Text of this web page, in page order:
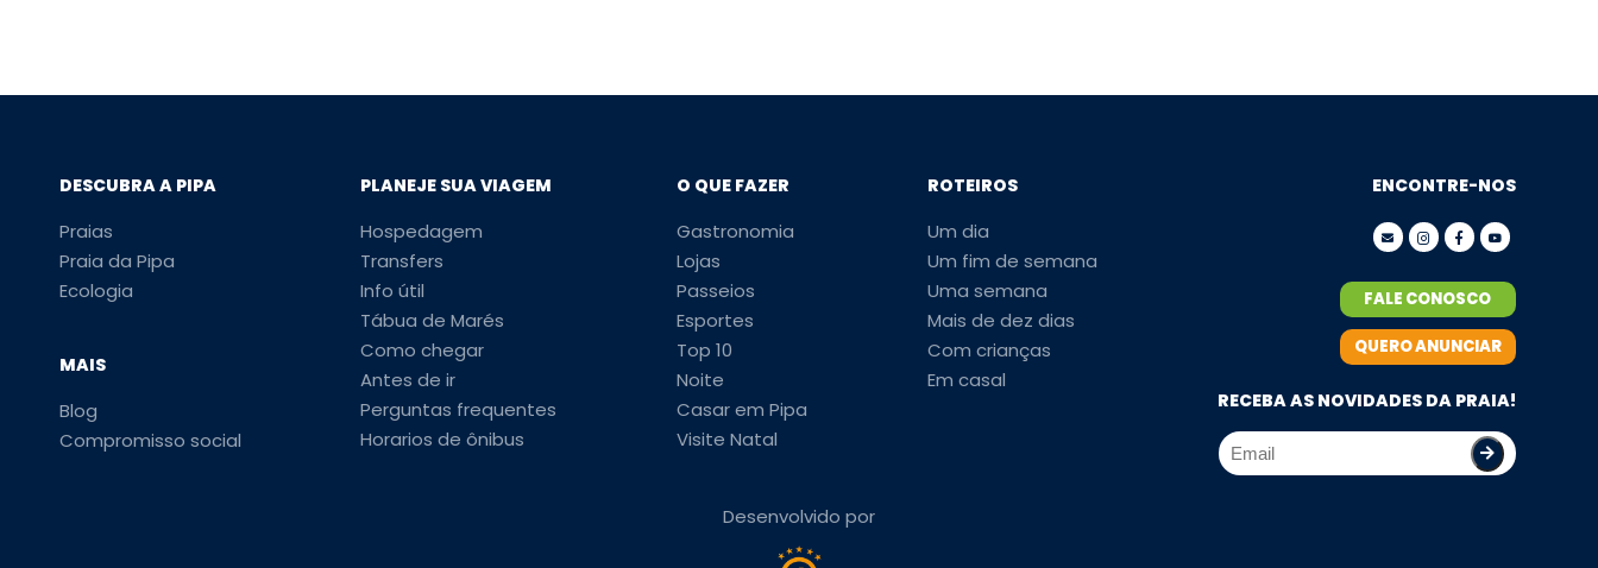
DESCUBRA A PIPA
Praias
Praia da Pipa
Ecologia
MAIS
Blog
Compromisso social
PLANEJE SUA VIAGEM
Hospedagem
Transfers
Info útil
Tábua de Marés
Como chegar
Antes de ir
Perguntas frequentes
Horarios de ônibus
O QUE FAZER
Gastronomia
Lojas
Passeios
Esportes
Top 10
Noite
Casar em Pipa
Visite Natal
ROTEIROS
Um dia
Um fim de semana
Uma semana
Mais de dez dias
Com crianças
Em casal
ENCONTRE-NOS
FALE CONOSCO
QUERO ANUNCIAR
RECEBA AS NOVIDADES DA PRAIA!
Desenvolvido por